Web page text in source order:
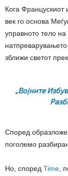
Кога Францускиот
век го основа
управното тело
зближи светот
„Војните
Според
поголемо
Но, според Time ,